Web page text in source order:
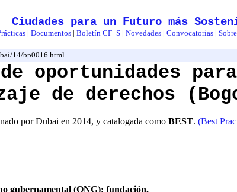
Ciudades para un Futuro más
| Documentos | Boletín CF+S | Novedades | Convocatorias |
14/bp0016.html
oportunidades
de derechos
por Dubai en 2014, y catalogada como BEST. (Best
gubernamental (ONG); fundación.